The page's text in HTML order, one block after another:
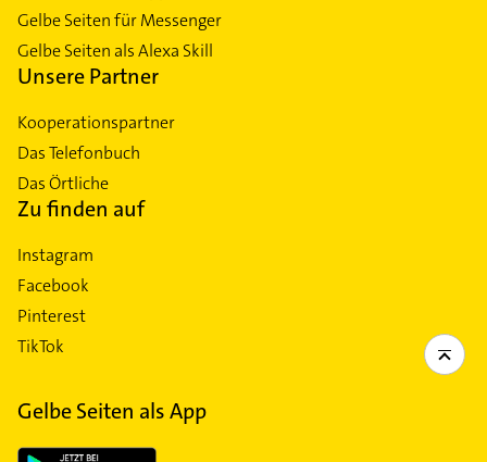
Gelbe Seiten für Messenger
Gelbe Seiten als Alexa Skill
Unsere Partner
Kooperationspartner
Das Telefonbuch
Das Örtliche
Zu finden auf
Instagram
Facebook
Pinterest
TikTok
Gelbe Seiten als App